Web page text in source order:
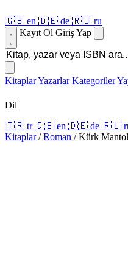
🇬🇧 en 🇩🇪 de 🇷🇺 ru
Kayıt Ol Giriş Yap
KitaplarYazarlar Kategoriler
Dil
🇹🇷 tr 🇬🇧 en 🇩🇪 de 🇷🇺
Kitaplar / Roman / Kürk